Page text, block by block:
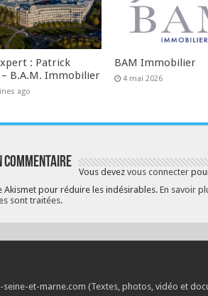
: Patrick
– B.A.M. Immobilier
ago
BAM Immobilier
4 mai 2026
commentaire
Vous devez vous connecter
Akismet pour réduire les indésirables. En savoir
sont traitées.
et-marne.com (Textes, photos, vidéo et